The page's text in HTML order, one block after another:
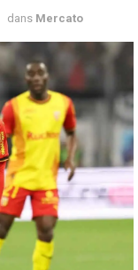
dans Mercato